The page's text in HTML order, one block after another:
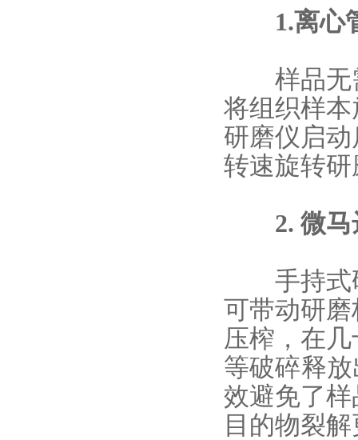
1.离心
样品无需
将组织样
研磨仪启
转速旋转研
2. 微马
手持
可带动研
压榨，在
等破碎释
效避免了
目的物裂